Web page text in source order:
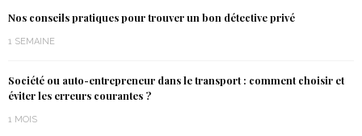
Nos conseils pratiques pour trouver un bon détective privé
1 SEMAINE
Société ou auto-entrepreneur dans le transport : comment choisir et
éviter les erreurs courantes ?
1 MOIS